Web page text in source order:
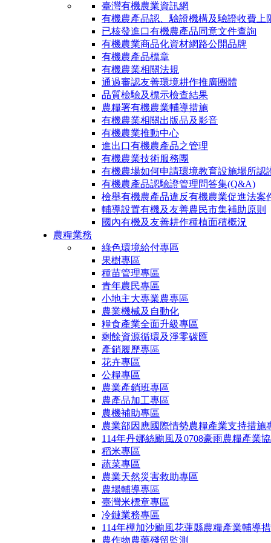
臺灣有機農業資訊網
有機農產品認、驗證機構及驗證收費上
已核發進口有機農產品同意文件查詢
有機農業商品化資材網路公開品牌
有機農產品標章
有機農業相關法規
通過審認友善環境耕作推廣團體
品質檢驗及標示檢查結果
農糧署有機農業輔導措施
有機農業相關出版品及影音
有機農業推動中心
進出口有機農產品之管理
有機農業技術服務團
有機農場如何申請環境教育設施場所認
有機農產品認驗證管理問答集(Q&A)
檢舉有機農產品違反有機農業促進法案
輔導設置有機及友善農民市集補助原則
國內有機及友善耕作種植面積概況
農糧業務
綠色環境給付專區
果樹專區
種苗管理專區
青年農民專區
小地主大專業農專區
農業機械及自動化
糧食產業全面升級專區
剩餘資源循環及淨零碳匯
產銷履歷專區
花卉專區
公糧專區
農業產銷班專區
農產品加工專區
農機補助專區
農業部因應國際情勢農糧產業支持措施
114年丹娜絲颱風及0708豪雨農糧產業
稻米專區
蔬菜專區
農業天然災害救助專區
農場輔導專區
臺灣米標章專區
冷鏈業務專區
114年樺加沙颱風花蓮縣農糧產業輔導
農作物農藥殘留監測